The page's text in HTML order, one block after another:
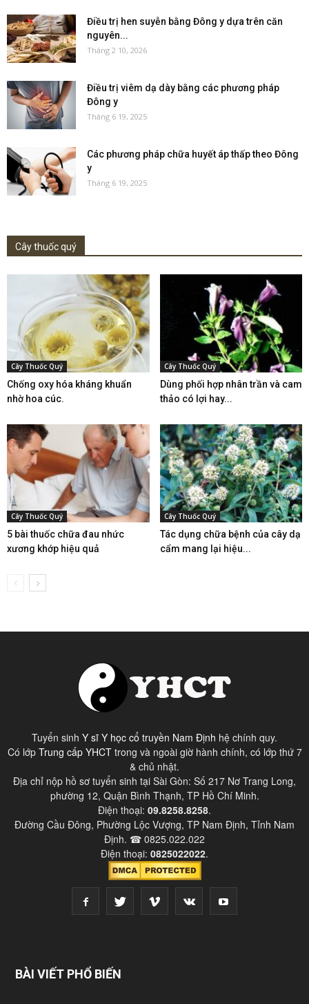
Điều trị hen suyễn bằng Đông y dựa trên căn
nguyên...
Tháng 2 10, 2026
Điều trị viêm dạ dày bằng các phương pháp
Đông y
Tháng 6 19, 2025
Các phương pháp chữa huyết áp thấp theo Đông
y
Tháng 6 19, 2025
Cây thuốc quý
Cây Thuốc Quý
Chống oxy hóa kháng khuẩn
nhờ hoa cúc.
Cây Thuốc Quý
Dùng phối hợp nhân trần và cam
thảo có lợi hay...
Cây Thuốc Quý
5 bài thuốc chữa đau nhức
xương khớp hiệu quả
Cây Thuốc Quý
Tác dụng chữa bệnh của cây dạ
cẩm mang lại hiệu...
Tuyển sinh Y sĩ Y học cổ truyền Nam Định hệ chính quy.
Có lớp Trung cấp YHCTtrong và ngoài giờ hành chính, có lớp thứ 7
& chủ nhật.
Địa chỉ nộp hồ sơ tuyển sinh tại Sài Gòn: Số 217 Nơ Trang Long,
phường 12, Quận Bình Thạnh, TP Hồ Chí Minh.
Điện thoại: 09.8258.8258.
Đường Cầu Đông, Phường Lộc Vượng, TP Nam Định, Tỉnh Nam
Định. ☎ 0825.022.022
Điện thoại: 0825022022.
BÀI VIẾT PHỔ BIẾN